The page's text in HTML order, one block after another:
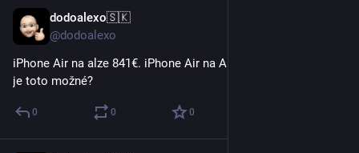
dodoalexo🇸🇰
@dodoalexo
iPhone Air na alze 841€. iPhone Air na Apple store 1229€. Ako
je toto možné?
0 0 0